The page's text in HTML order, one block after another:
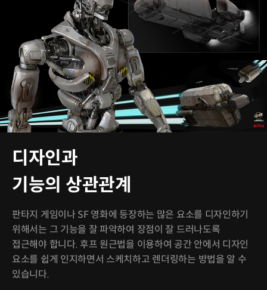
디자인과
기능의 상관관계
판타지 게임이나 SF 영화에 등장하는 많은 요소를 디자인하기
위해서는 그 기능을 잘 파악하여 장점이 잘 드러나도록
접근해야 합니다. 후프 원근법을 이용하여 공간 안에서 디자인
요소를 쉽게 인지하면서 스케치하고 렌더링하는 방법을 알 수
있습니다.